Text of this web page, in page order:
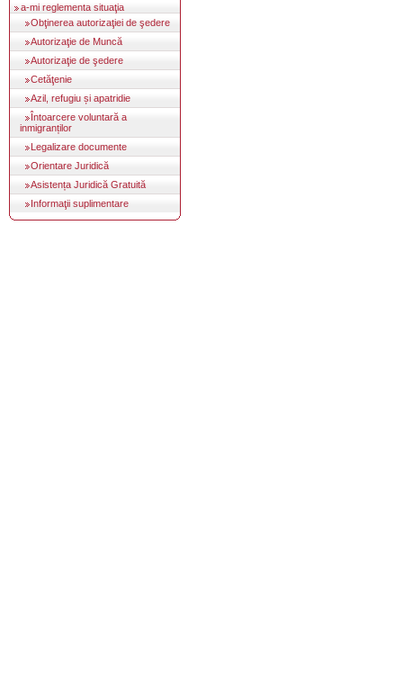
a-mi reglementa situaţia
Obţinerea autorizaţiei de şedere
Autorizaţie de Muncă
Autorizaţie de şedere
Cetăţenie
Azil, refugiu și apatridie
Întoarcere voluntară a
inmigranților
Legalizare documente
Orientare Juridică
Asistența Juridică Gratuită
Informaţii suplimentare